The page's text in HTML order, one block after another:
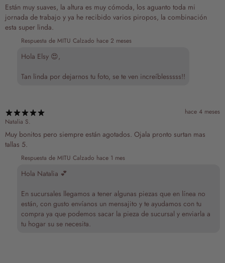
Están muy suaves, la altura es muy cómoda, los aguanto toda mi
jornada de trabajo y ya he recibido varios piropos, la combinación
esta super linda.
Respuesta de MITU Calzado hace 2 meses
Hola Elsy 😍,
Tan linda por dejarnos tu foto, se te ven increíblesssss!!
hace 4 meses
Natalia S.
Muy bonitos pero siempre están agotados. Ojala pronto surtan mas
tallas 5.
Respuesta de MITU Calzado hace 1 mes
Hola Natalia 💕
En sucursales llegamos a tener algunas piezas que en línea no
están, con gusto envíanos un mensajito y te ayudamos con tu
compra ya que podemos sacar la pieza de sucursal y enviarla a
tu hogar su se necesita.